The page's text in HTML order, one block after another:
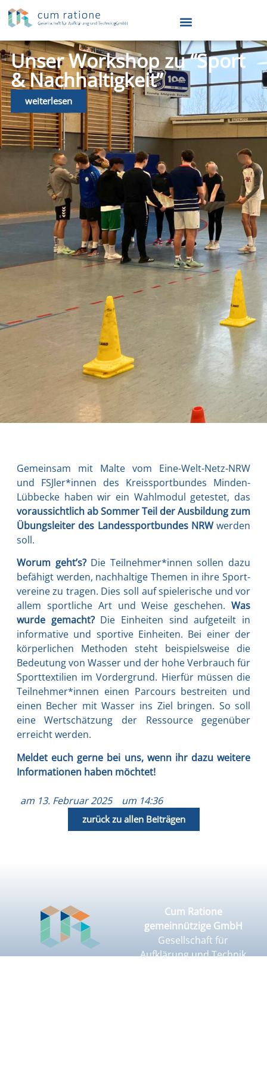
Unser Workshop zu “Sport
& Nachhaltigkeit”
weiterlesen
Gemein­sam mit Mal­te vom Eine-Welt-Netz-NRW
und FSJler*innen des Kreis­sport­bun­des Min­den-
Lübb­ecke haben wir ein Wahl­mo­dul getes­tet, das
vor­aus­sicht­lich ab Som­mer Teil der Aus­bil­dung zum
Übungs­lei­ter des Lan­des­sport­bun­des NRWwer­den
soll.
Wor­um geht’s?Die Teilnehmer*innen sol­len dazu
befä­higt wer­den, nach­hal­ti­ge The­men in ihre Sport­
ver­ei­ne zu tra­gen. Dies soll auf spie­le­ri­sche und vor
allem sport­li­che Art und Wei­se gesche­hen.Was
wur­de gemacht?Die Ein­hei­ten sind auf­ge­teilt in
infor­ma­ti­ve und spor­ti­ve Ein­hei­ten. Bei einer der
kör­per­li­chen Metho­den steht bei­spiels­wei­se die
Bedeu­tung von Was­ser und der hohe Ver­brauch für
Sport­tex­ti­li­en im Vor­der­grund. Hier­für müs­sen die
Teilnehmer*innen einen Par­cours bestrei­ten und
einen Becher mit Was­ser ins Ziel brin­gen. So soll
eine Wert­schät­zung der Res­sour­ce gegen­über
erreicht wer­den.
Mel­det euch ger­ne bei uns, wenn ihr dazu wei­te­re
Infor­ma­tio­nen haben möch­tet!
am 13. Februar 2025 um 14:36
zurück zu allen Beiträgen
Cum Ratione
gemeinnützige GmbH
Gesellschaft für
Aufklärung und Technik